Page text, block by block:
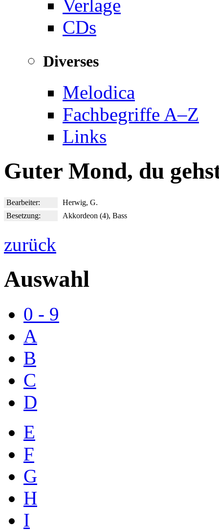
Verlage
CDs
Diverses
Melodica
Fachbegriffe A–Z
Links
Guter Mond, du
Bearbeiter:
Herwig, G.
Besetzung:
Akkordeon (4), Bass
zurück
Auswahl
0 - 9
A
B
C
D
E
F
G
H
I